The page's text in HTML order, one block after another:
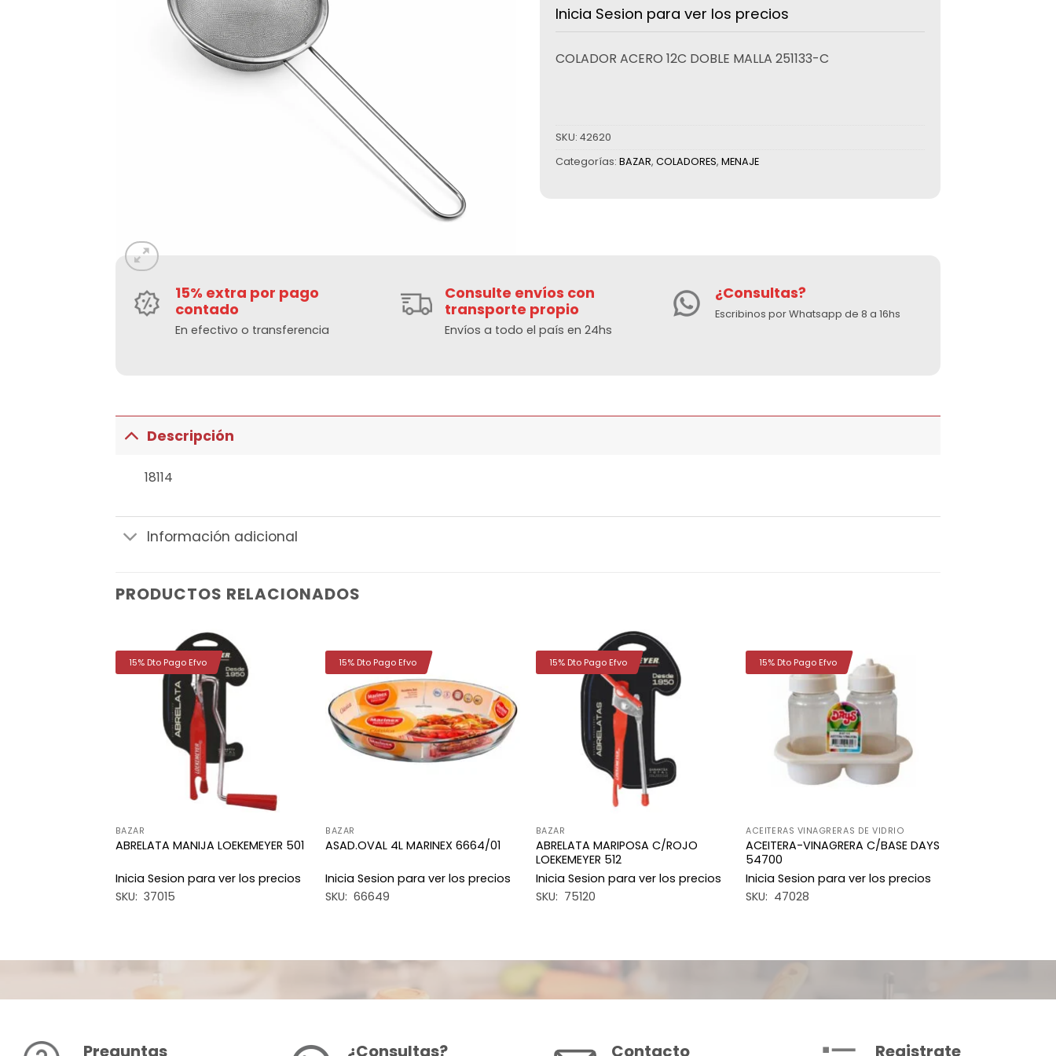
Inicia Sesion para ver los precios
COLADOR ACERO 12C DOBLE MALLA 251133-C
SKU: 42620
Categorías: BAZAR, COLADORES, MENAJE
15% extra por pago
contado
En efectivo o transferencia
Consulte envíos con
transporte propio
Envíos a todo el país en 24hs
¿Consultas?
Escribinos por Whatsapp de 8 a 16hs
Descripción
18114
Información adicional
PRODUCTOS RELACIONADOS
BAZAR
ABRELATA MANIJA LOEKEMEYER 501
Inicia Sesion para ver los precios
SKU: 37015
15% Dto Pago Efvo
lista de
deseos
BAZAR
ASAD.OVAL 4L MARINEX 6664/01
Inicia Sesion para ver los precios
SKU: 66649
15% Dto Pago Efvo
BAZAR
ABRELATA MARIPOSA C/ROJO
LOEKEMEYER 512
Inicia Sesion para ver los precios
SKU: 75120
15% Dto Pago Efvo
lista de
deseos
ACEITERAS VINAGRERAS DE VIDRIO
ACEITERA-VINAGRERA C/BASE DAYS
54700
Inicia Sesion para ver los precios
SKU: 47028
15% Dto Pago Efvo
Preguntas ¿Consultas? Contacto Registrate